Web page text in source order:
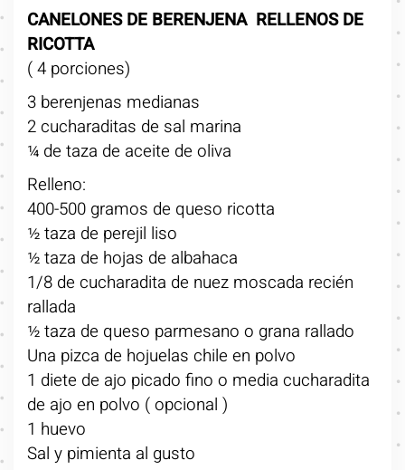
CANELONES DE BERENJENA RELLENOS DE
RICOTTA
( 4 porciones)
3 berenjenas medianas
2 cucharaditas de sal marina
¼ de taza de aceite de oliva
Relleno:
400-500 gramos de queso ricotta
½ taza de perejil liso
½ taza de hojas de albahaca
1/8 de cucharadita de nuez moscada recién
rallada
½ taza de queso parmesano o grana rallado
Una pizca de hojuelas chile en polvo
1 diete de ajo picado fino o media cucharadita
de ajo en polvo ( opcional )
1 huevo
Sal y pimienta al gusto